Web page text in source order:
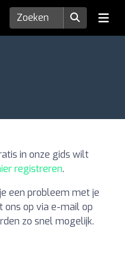
in onze gids wilt
registreren.
een probleem met je
ons op via e-mail op
zo snel mogelijk.